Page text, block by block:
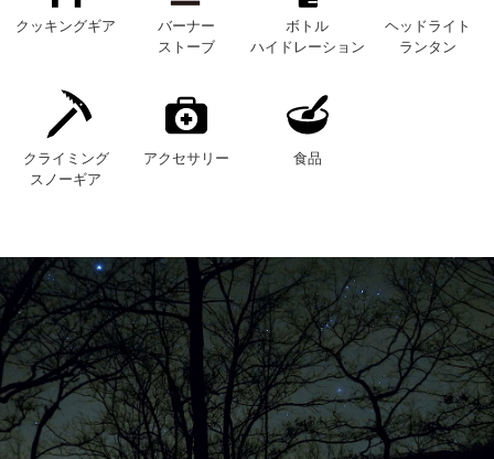
クッキングギア
バーナー
ストーブ
ボトル
ハイドレーション
ヘッドライト
ランタン
クライミング
スノーギア
アクセサリー 食品